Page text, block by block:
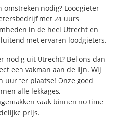
omstreken nodig? Loodgieter
met 24 uurs
in de heel Utrecht en
met ervaren loodgieters.
nodig uit Utrecht? Bel ons dan
een vakman aan de lijn. Wij
uur ter plaatse! Onze goed
alle lekkages,
vaak binnen no time
prijs.